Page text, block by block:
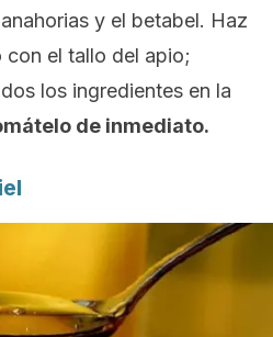
y el betabel. Haz
con el tallo del apio;
los ingredientes en la
de inmediato.